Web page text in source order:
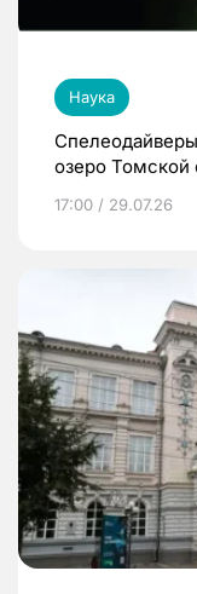
Наука
озеро Томской
17:00 / 29.07.26